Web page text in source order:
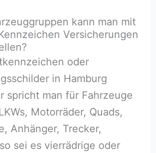
kann man mit
Versicherungen
oder
in Hamburg
spricht man für Fahrzeuge
Motorräder, Quads,
Anhänger, Trecker,
sei es vierrädrige oder